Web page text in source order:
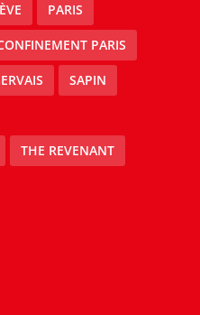
PARIS
PARIS
SAPIN
THE REVENANT